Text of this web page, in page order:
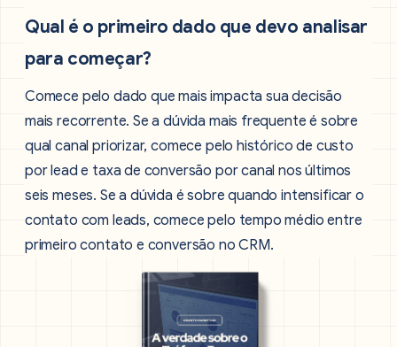
Qual é o primeiro dado que devo analisar
para começar?
Comece pelo dado que mais impacta sua decisão
mais recorrente. Se a dúvida mais frequente é sobre
qual canal priorizar, comece pelo histórico de custo
por lead e taxa de conversão por canal nos últimos
seis meses. Se a dúvida é sobre quando intensificar o
contato com leads, comece pelo tempo médio entre
primeiro contato e conversão no CRM.